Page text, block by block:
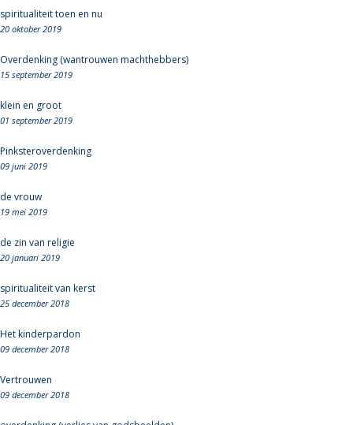
spiritualiteit toen en nu
20 oktober 2019
Overdenking (wantrouwen machthebbers)
15 september 2019
klein en groot
01 september 2019
Pinksteroverdenking
09 juni 2019
de vrouw
19 mei 2019
de zin van religie
20 januari 2019
spiritualiteit van kerst
25 december 2018
Het kinderpardon
09 december 2018
Vertrouwen
09 december 2018